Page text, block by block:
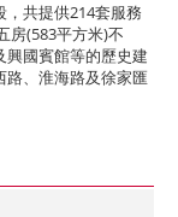
，共提供214套服務
房(583平方米)不
國賓館等的歷史建
路、淮海路及徐家匯